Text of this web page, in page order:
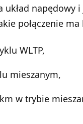
napędowy
połączenie
WLTP,
mieszanym,
w trybie